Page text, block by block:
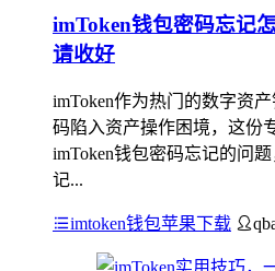
imToken钱包密码忘记
请收好
imToken作为热门的数字资
码陷入资产操作困境，这份
imToken钱包密码忘记的问
记...
imtoken钱包苹果下载